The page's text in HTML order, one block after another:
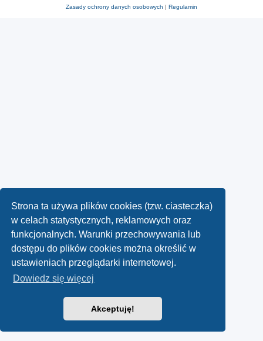
Strona ta używa plików cookies (tzw. ciasteczka)
w celach statystycznych, reklamowych oraz
funkcjonalnych. Warunki przechowywania lub
dostępu do plików cookies można określić w
ustawieniach przeglądarki internetowej.
Dowiedz się więcej
Akceptuję!
Zasady ochrony danych osobowych | Regulamin